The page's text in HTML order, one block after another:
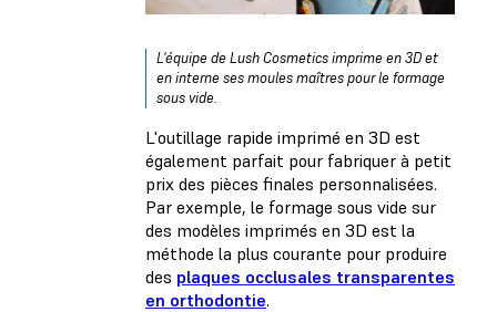
L'équipe de Lush Cosmetics imprime en 3D et
en interne ses moules maîtres pour le formage
sous vide.
L'outillage rapide imprimé en 3D est
également parfait pour fabriquer à petit
prix des pièces finales personnalisées.
Par exemple, le formage sous vide sur
des modèles imprimés en 3D est la
méthode la plus courante pour produire
des plaques occlusales transparentes
en orthodontie.